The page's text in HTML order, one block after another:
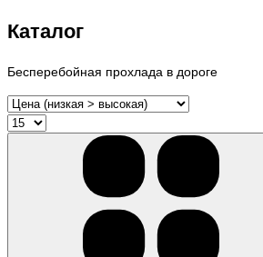
Каталог
Бесперебойная прохлада в дороге